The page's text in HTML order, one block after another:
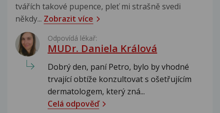
tvářích takové pupence, pleť mi strašně svedi
někdy... Zobrazit více
Odpovídá lékař:
MUDr. Daniela Králová
Dobrý den, paní Petro, bylo by vhodné
trvající obtíže konzultovat s ošetřujícím
dermatologem, který zná...
Celá odpověď